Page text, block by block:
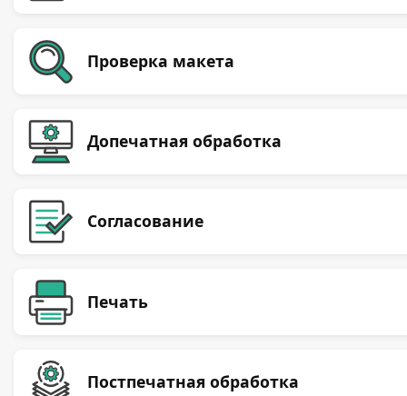
Проверка макета
Допечатная обработка
Согласование
Печать
Постпечатная обработка